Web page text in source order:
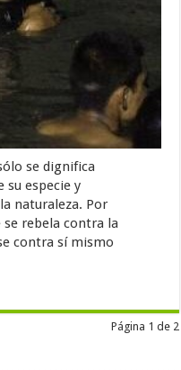
se dignifica
su especie y
naturaleza. Por
rebela contra la
contra sí mismo
Página 1 de 2